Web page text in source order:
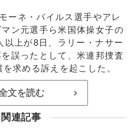
ーネ・バイルス選手やアレ
ン元選手ら米国体操女子の
上が8日、ラリー・ナサー
誤ったとして、米連邦捜査
求める訴えを起こした。
文を読む >
関連記事